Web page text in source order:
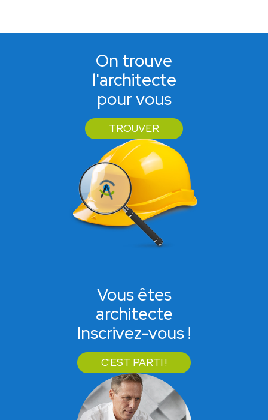
On trouve
l'architecte
pour vous
TROUVER
Vous êtes
architecte
Inscrivez-vous !
C'EST PARTI !